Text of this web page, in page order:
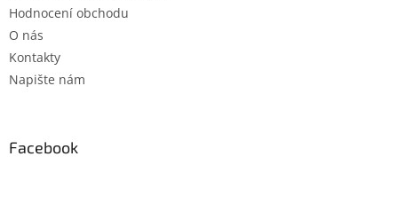
Hodnocení obchodu
O nás
Kontakty
Napište nám
Facebook